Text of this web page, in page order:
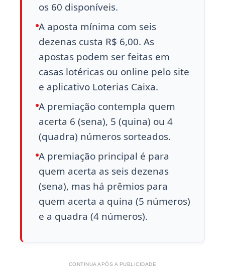
os 60 disponíveis.
A aposta mínima com seis
dezenas custa R$ 6,00. As
apostas podem ser feitas em
casas lotéricas ou online pelo site
e aplicativo Loterias Caixa.
A premiação contempla quem
acerta 6 (sena), 5 (quina) ou 4
(quadra) números sorteados.
A premiação principal é para
quem acerta as seis dezenas
(sena), mas há prêmios para
quem acerta a quina (5 números)
e a quadra (4 números).
CONTINUA APÓS A PUBLICIDADE